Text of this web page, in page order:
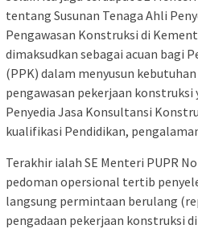
tentang Susunan Tenaga Ahli
Pengawasan Konstruksi di
dimaksudkan sebagai acuan bagi
(PPK) dalam menyusun
pengawasan pekerjaan konstruksi
Penyedia Jasa Konsultansi
kualifikasi Pendidikan,
Terakhir ialah SE Menteri PUPR
pedoman opersional tertib
langsung permintaan berulang
pengadaan pekerjaan konstruksi